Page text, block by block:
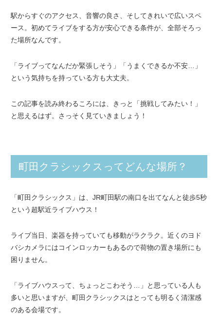
駅からすぐのアクセス、音響の良さ、そしてきれいで広いスペ
ース。初めてライブをする方が安心できる条件が、全部そろっ
た場所なんです。
「ライブってなんだか緊張しそう」「うまくできるか不安…」
という気持ちを持っている方も大丈夫。
この記事を読み終わるころには、きっと「挑戦してみたい！」
と思えるはず。さっそく見ていきましょう！
町田クラシックスってどんな場所？
「町田クラシックス」は、JR町田駅の南口を出てなんと徒歩5秒
という超駅近ライブハウス！
ライブ当日、楽器を持っていても移動がラクラク。近くのヨド
バシカメラにはコインロッカーもあるので荷物の置き場所にも
困りません。
「ライブハウスって、ちょっとこわそう…」と思っている人も
多いと思いますが、町田クラシックスはとっても明るく清潔感
のある会場です。